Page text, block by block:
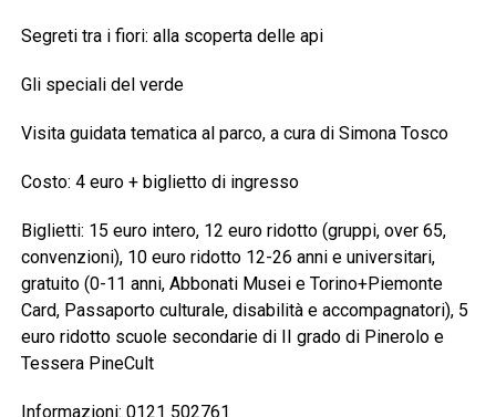
Segreti tra i fiori: alla scoperta delle api
Gli speciali del verde
Visita guidata tematica al parco, a cura di Simona Tosco
Costo: 4 euro + biglietto di ingresso
Biglietti: 15 euro intero, 12 euro ridotto (gruppi, over 65,
convenzioni), 10 euro ridotto 12-26 anni e universitari,
gratuito (0-11 anni, Abbonati Musei e Torino+Piemonte
Card, Passaporto culturale, disabilità e accompagnatori), 5
euro ridotto scuole secondarie di II grado di Pinerolo e
Tessera PineCult
Informazioni: 0121 502761